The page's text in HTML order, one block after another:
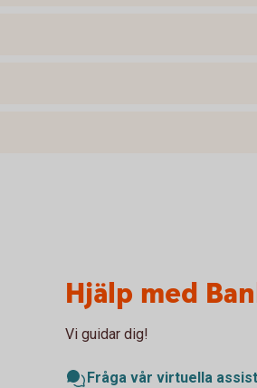
Hjälp med
Vi guidar dig!
Fråga vår virtuella